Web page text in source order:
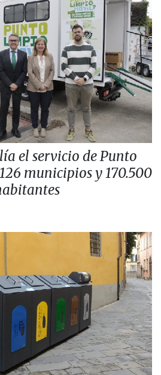
el servicio de Punto
municipios y 170.500